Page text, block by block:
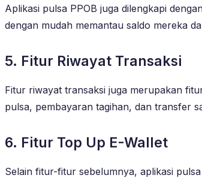
Aplikasi pulsa PPOB juga dilengkapi
dengan mudah memantau saldo mereka
5. Fitur Riwayat Transaksi
Fitur riwayat transaksi juga merupakan
pulsa, pembayaran tagihan, dan transfer
6. Fitur Top Up E-Wallet
Selain fitur-fitur sebelumnya, aplikasi